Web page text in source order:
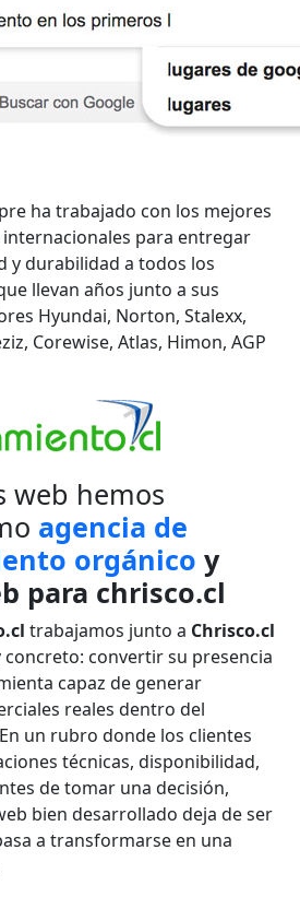
ha trabajado con los mejores
para entregar
y durabilidad a todos los
llevan años junto a sus
Hyundai, Norton, Stalexx,
Corewise, Atlas, Himon, AGP
web hemos
agencia de
orgánico y
para chrisco.cl
trabajamos junto a Chrisco.cl
convertir su presencia
capaz de generar
reales dentro del
un rubro donde los clientes
técnicas, disponibilidad,
de tomar una decisión,
bien desarrollado deja de ser
a transformarse en una